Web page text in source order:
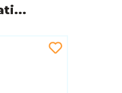
podešavati
i aktivirati
Bluetooth
je stabilno, brzo i
ZA JOŠ VEĆI ZVUK